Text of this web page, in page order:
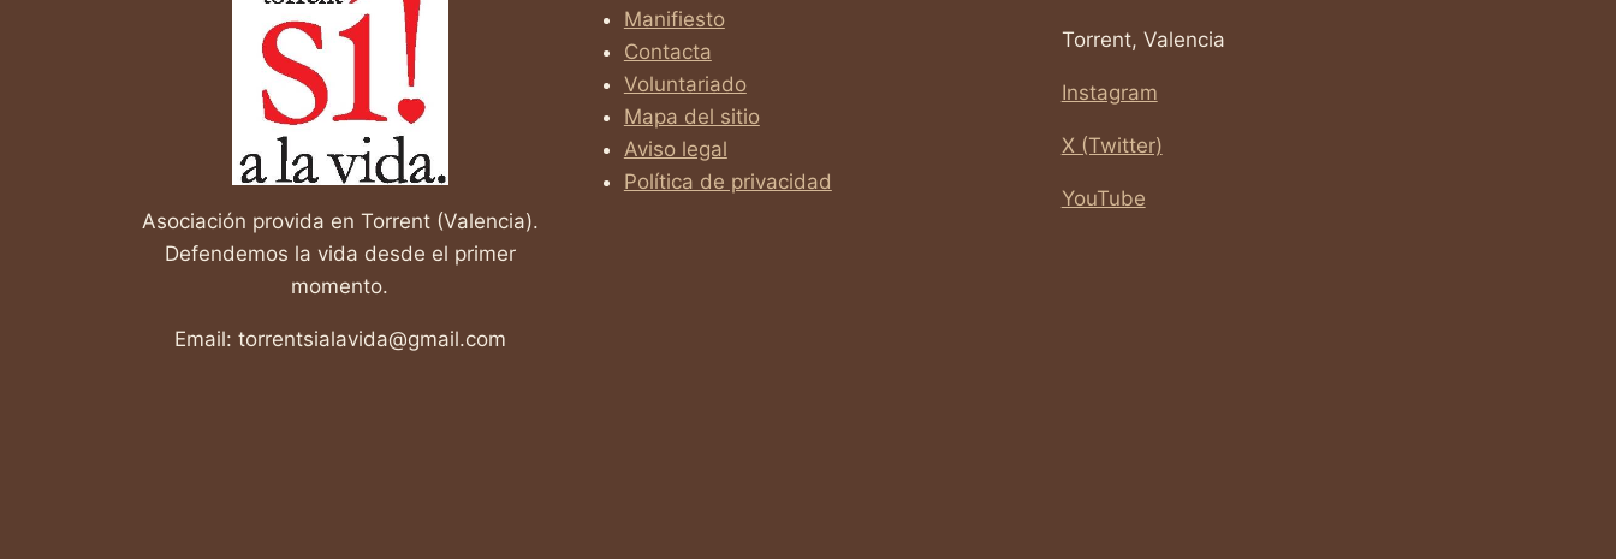
TRANSFORMADORA!
Asociación provida en Torrent (Valencia).
Defendemos la vida desde el primer
momento.
Email: torrentsialavida@gmail.com
Manifiesto
Contacta
Voluntariado
Mapa del sitio
Aviso legal
Política de privacidad
Torrent, Valencia
Instagram
X (Twitter)
YouTube